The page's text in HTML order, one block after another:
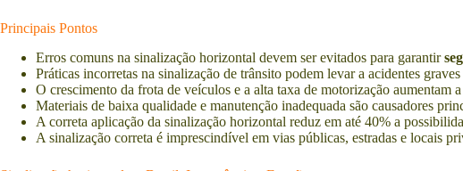
Principais Pontos
Erros comuns na sinalização horizontal devem ser evitados para garantir
Práticas incorretas na sinalização de trânsito podem levar a acidentes
O crescimento da frota de veículos e a alta taxa de motorização aumentam
Materiais de baixa qualidade e manutenção inadequada são causadores
A correta aplicação da sinalização horizontal reduz em até 40% a
A sinalização correta é imprescindível em vias públicas, estradas e locais